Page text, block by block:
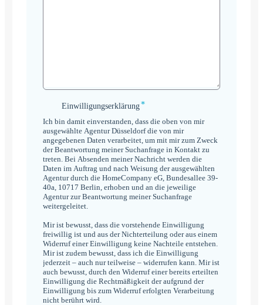
Einwilligungserklärung
Einwilligungserklärung*
Ich bin damit einverstanden, dass die oben von mir
ausgewählte Agentur Düsseldorf die von mir
angegebenen Daten verarbeitet, um mit mir zum Zweck
der Beantwortung meiner Suchanfrage in Kontakt zu
treten. Bei Absenden meiner Nachricht werden die
Daten im Auftrag und nach Weisung der ausgewählten
Agentur durch die HomeCompany eG, Bundesallee 39-
40a, 10717 Berlin, erhoben und an die jeweilige
Agentur zur Beantwortung meiner Suchanfrage
weitergeleitet.
Mir ist bewusst, dass die vorstehende Einwilligung
freiwillig ist und aus der Nichterteilung oder aus einem
Widerruf einer Einwilligung keine Nachteile entstehen.
Mir ist zudem bewusst, dass ich die Einwilligung
jederzeit – auch nur teilweise – widerrufen kann. Mir ist
auch bewusst, durch den Widerruf einer bereits erteilten
Einwilligung die Rechtmäßigkeit der aufgrund der
Einwilligung bis zum Widerruf erfolgten Verarbeitung
nicht berührt wird.